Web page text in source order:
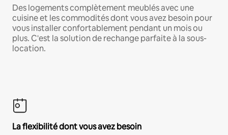
Des logements complètement meublés avec une
cuisine et les commodités dont vous avez besoin pour
vous installer confortablement pendant un mois ou
plus. C'est la solution de rechange parfaite à la sous-
location.
La flexibilité dont vous avez besoin